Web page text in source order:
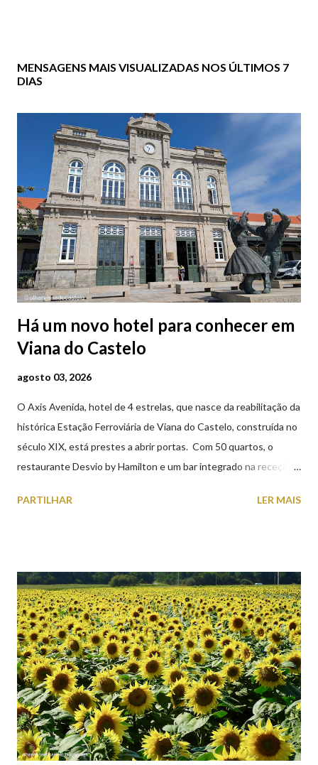
MENSAGENS MAIS VISUALIZADAS NOS ÚLTIMOS 7
DIAS
Há um novo hotel para conhecer em
Viana do Castelo
agosto 03, 2026
O Axis Avenida, hotel de 4 estrelas, que nasce da reabilitação da
histórica Estação Ferroviária de Viana do Castelo, construída no
século XIX, está prestes a abrir portas. Com 50 quartos, o
restaurante Desvio by Hamilton e um bar integrado na receção,
peças históricas cedidas pela IP Património que homenageiam a
PARTILHAR LER MAIS